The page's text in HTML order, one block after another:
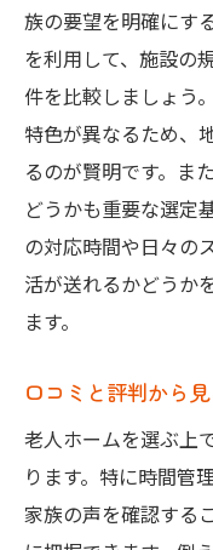
族の要望を明確にす
を利用して、施設の
件を比較しましょう
特色が異なるため、
るのが賢明です。ま
どうかも重要な選定
の対応時間や日々の
活が送れるかどうか
ます。
口コミと評判から
老人ホームを選ぶ上
ります。特に時間管
家族の声を確認する